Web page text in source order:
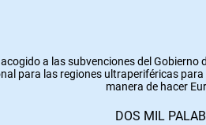
a las subvenciones del
para las regiones ultraperiféricas
manera de hacer
DOS MIL